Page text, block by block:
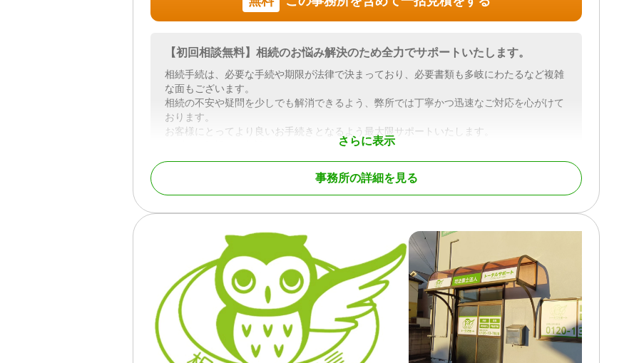
さらに表示
【初回相談無料】相続のお悩み解決のため全力でサポートいたします。
相続手続は、必要な手続や期限が法律で決まっており、必要書類も多岐にわたるなど複雑
な面もございます。
相続の不安や疑問を少しでも解消できるよう、弊所では丁寧かつ迅速なご対応を心がけて
おります。
お客様にとってより良いお手続きとなるよう最大限サポートいたします。
訪問可 / 土日相談可 / 初回相談無料 / 18時以降相談可 / 事務所面談可
事務所の詳細を見る